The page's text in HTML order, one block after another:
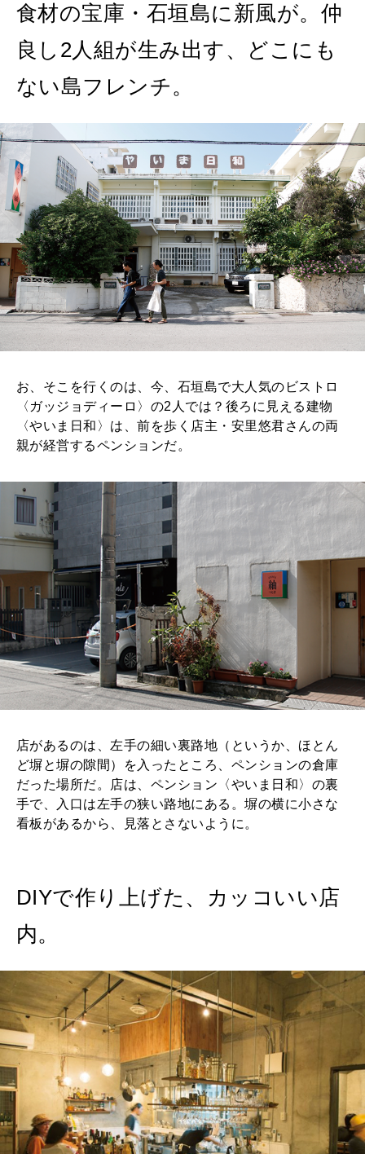
いい人生って？
MAGAZINE
特集
2026年9月号「北海道 おいしく遊ぶ、夏のご褒美旅。」
2026年8月号『お茶の時間です。』
2026年7月号「鎌倉 ローカルが 教えてくれた 本当の歩き方。」
2026年6月号「大銀座 トレンドが生まれる 新しい一流店へ。」
2026年5月号「“大好き”に出会いに。韓国」
2026年4月号「未来をつくる、学びの教科書。」
2026年2月号「良運を掴む 新・開運術。」
2026年1月号「猫がいれば、幸せ」
2025年12月号「お酒の新常識。」
MAGAZINE MOOK
FOLLOW US!
食材の宝庫・石垣島に新風が。仲
良し2人組が生み出す、どこにも
ない島フレンチ。
お、そこを行くのは、今、石垣島で大人気のビストロ
〈ガッジョディーロ〉の2人では？後ろに見える建物
〈やいま日和〉は、前を歩く店主・安里悠君さんの両
親が経営するペンションだ。
店があるのは、左手の細い裏路地（というか、ほとん
ど塀と塀の隙間）を入ったところ、ペンションの倉庫
だった場所だ。店は、ペンション〈やいま日和〉の裏
手で、入口は左手の狭い路地にある。塀の横に小さな
看板があるから、見落とさないように。
DIYで作り上げた、カッコいい店
内。